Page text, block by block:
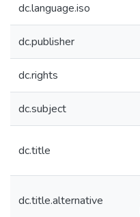
dc.language.iso
dc.publisher
dc.rights
dc.subject
dc.title
dc.title.alternative